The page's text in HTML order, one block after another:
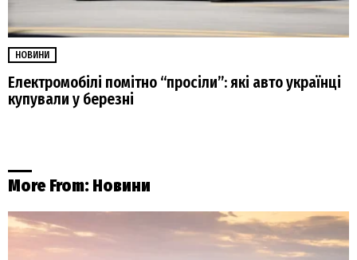
НОВИНИ
Електромобілі помітно “просіли”: які авто українці
купували у березні
More From: Новини